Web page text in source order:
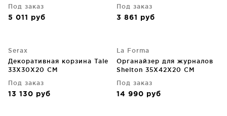
Под заказ
5 011 руб
Под заказ
3 861 руб
Serax
Декоративная корзина Tale
33X30X20 CM
Под заказ
13 130 руб
La Forma
Органайзер для журналов
Shelton 35X42X20 CM
Под заказ
14 990 руб